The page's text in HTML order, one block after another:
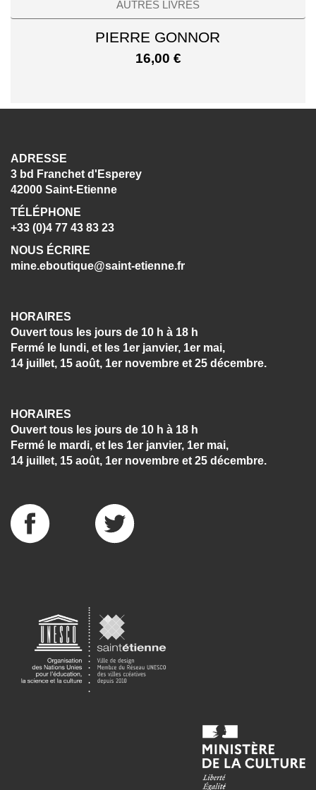
AUTRES LIVRES
PIERRE GONNOR
16,00 €
ADRESSE
3 bd Franchet d'Esperey
42000 Saint-Etienne
TÉLÉPHONE
+33 (0)4 77 43 83 23
NOUS ÉCRIRE
mine.eboutique@saint-etienne.fr
HORAIRES
Ouvert tous les jours de 10 h à 18 h
Fermé le lundi, et les 1er janvier, 1er mai,
14 juillet, 15 août, 1er novembre et 25 décembre.
HORAIRES
Ouvert tous les jours de 10 h à 18 h
Fermé le mardi, et les 1er janvier, 1er mai,
14 juillet, 15 août, 1er novembre et 25 décembre.